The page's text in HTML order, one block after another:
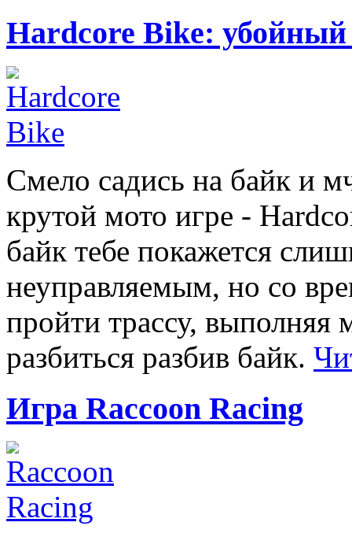
Hardcore Bike: убойный
Смело садись на байк и
крутой мото игре -
байк тебе покажется
неуправляемым, но со
пройти трассу, выполняя
разбиться разбив байк.
Игра Raccoon Racing